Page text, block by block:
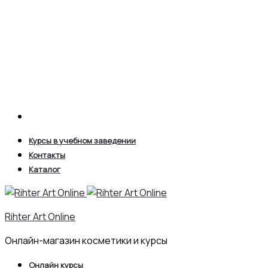
Курсы в учебном заведении
Контакты
Каталог
Rihter Art Online
Онлайн-магазин косметики и курсы
Онлайн курсы